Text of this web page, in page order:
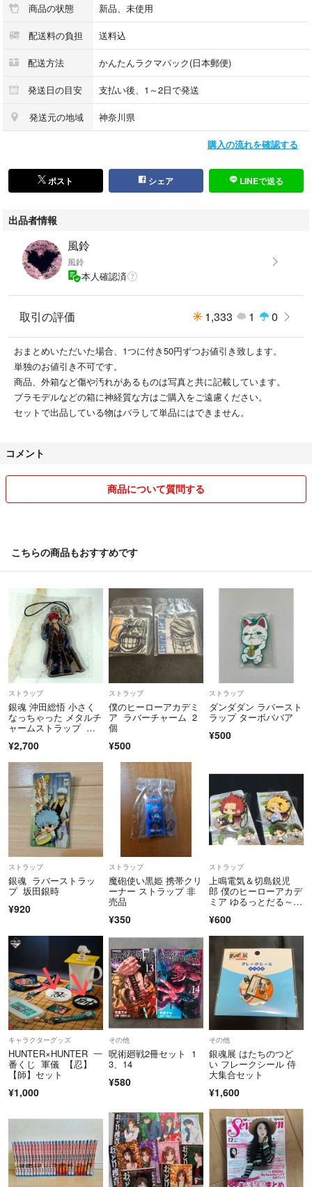
商品の状態 新品、未使用
配送料の負担 送料込
配送方法 かんたんラクマパック(日本郵便)
発送日の目安 支払い後、1～2日で発送
発送元の地域 神奈川県
購入の流れを確認する
ポスト シェア LINEで送る
出品者情報
風鈴
風鈴
本人確認済
取引の評価 1,333 1 0
おまとめいただいた場合、1つに付き50円ずつお値引き致します。
単独のお値引き不可です。
商品、外箱など傷や汚れがあるものは写真と共に記載しています。
プラモデルなどの箱に神経質な方はご購入をご遠慮ください。
セットで出品している物はバラして単品にはできません。
コメント
商品について質問する
こちらの商品もおすすめです
ストラップ
銀魂 沖田総悟 小さく
なっちゃった メタルチ
ャームストラップ 幼
¥2,700
ストラップ
僕のヒーローアカデミ
ア ラバーチャーム 2
個
¥500
ストラップ
ダンダダン ラバースト
ラップ ターボババア
¥500
ストラップ
銀魂 ラバーストラッ
プ 坂田銀時
¥920
ストラップ
魔砲使い黒姫 携帯クリ
ーナー ストラップ 非
売品
¥350
ストラップ
上鳴電気＆切島鋭児
郎 僕のヒーローアカデ
ミア ゆるっとだる～
¥600
キャラクターグッズ
HUNTER×HUNTER 一
番くじ 軍儀 【忍】
【師】セット
¥1,000
その他
呪術廻戦2冊セット 1
3、14
¥580
その他
銀魂展 はたちのつど
い フレークシール 侍
大集合セット
¥1,600